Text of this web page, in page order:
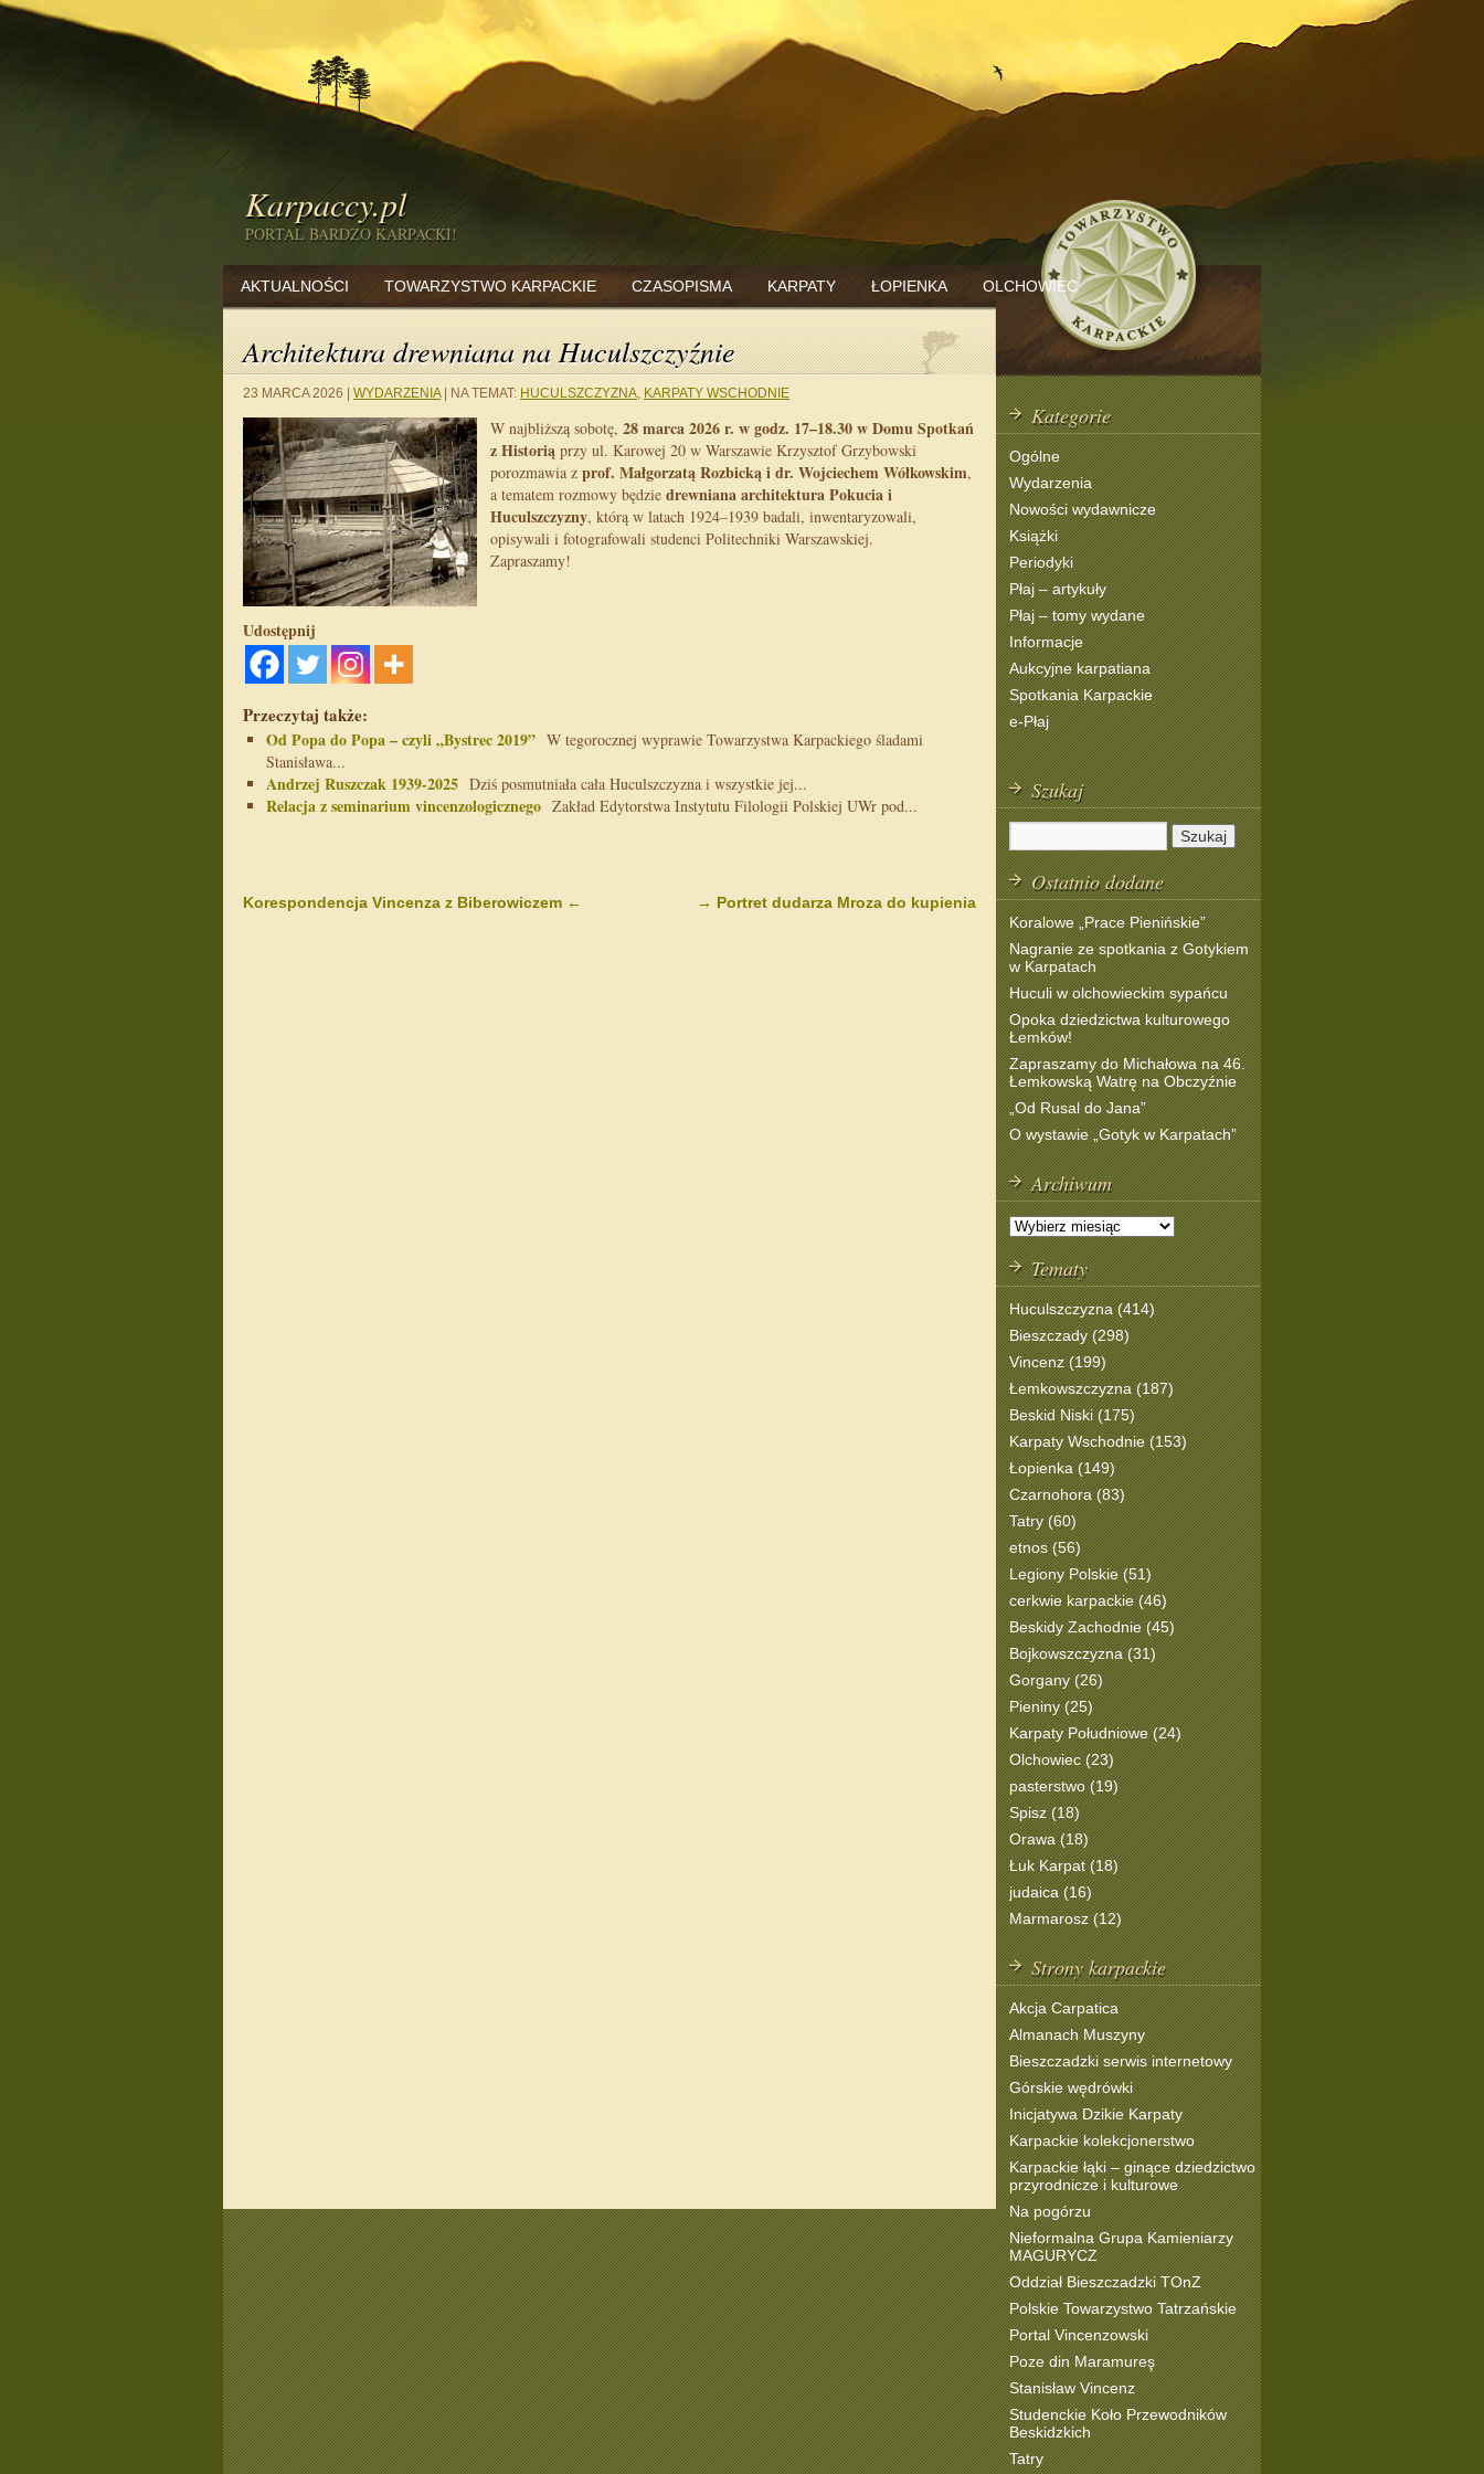
Karpaccy.pl
PORTAL BARDZO KARPACKI!
AKTUALNOŚCI TOWARZYSTWO KARPACKIE CZASOPISMA KARPATY ŁOPIENKA OLCHOWIEC
Architektura drewniana na Huculszczyźnie
23 MARCA 2026 WYDARZENIA NA TEMAT: HUCULSZCZYZNA, KARPATY WSCHODNIE
W najbliższą sobotę, 28 marca 2026 r. w godz. 17–18.30 w Domu Spotkań
z Historią przy ul. Karowej 20 w Warszawie Krzysztof Grzybowski
porozmawia z prof. Małgorzatą Rozbicką i dr. Wojciechem Wółkowskim,
a tematem rozmowy będzie drewniana architektura Pokucia i
Huculszczyzny, którą w latach 1924–1939 badali, inwentaryzowali,
opisywali i fotografowali studenci Politechniki Warszawskiej.
Zapraszamy!
Udostępnij
Przeczytaj także:
Od Popa do Popa – czyli „Bystrec 2019” W tegorocznej wyprawie Towarzystwa Karpackiego śladami
Stanisława...
Andrzej Ruszczak 1939-2025 Dziś posmutniała cała Huculszczyzna i wszystkie jej...
Relacja z seminarium vincenzologicznego Zakład Edytorstwa Instytutu Filologii Polskiej UWr pod...
→ Portret dudarza Mroza do kupienia
Korespondencja Vincenza z Biberowiczem ←
Kategorie
Ogólne
Wydarzenia
Nowości wydawnicze
Książki
Periodyki
Płaj – artykuły
Płaj – tomy wydane
Informacje
Aukcyjne karpatiana
Spotkania Karpackie
e-Płaj
Szukaj
Ostatnio dodane
Koralowe „Prace Pienińskie”
Nagranie ze spotkania z Gotykiem
w Karpatach
Huculi w olchowieckim sypańcu
Opoka dziedzictwa kulturowego
Łemków!
Zapraszamy do Michałowa na 46.
Łemkowską Watrę na Obczyźnie
„Od Rusal do Jana”
O wystawie „Gotyk w Karpatach”
Archiwum
Tematy
Huculszczyzna (414)
Bieszczady (298)
Vincenz (199)
Łemkowszczyzna (187)
Beskid Niski (175)
Karpaty Wschodnie (153)
Łopienka (149)
Czarnohora (83)
Tatry (60)
etnos (56)
Legiony Polskie (51)
cerkwie karpackie (46)
Beskidy Zachodnie (45)
Bojkowszczyzna (31)
Gorgany (26)
Pieniny (25)
Karpaty Południowe (24)
Olchowiec (23)
pasterstwo (19)
Spisz (18)
Orawa (18)
Łuk Karpat (18)
judaica (16)
Marmarosz (12)
Strony karpackie
Akcja Carpatica
Almanach Muszyny
Bieszczadzki serwis internetowy
Górskie wędrówki
Inicjatywa Dzikie Karpaty
Karpackie kolekcjonerstwo
Karpackie łąki – ginące dziedzictwo
przyrodnicze i kulturowe
Na pogórzu
Nieformalna Grupa Kamieniarzy
MAGURYCZ
Oddział Bieszczadzki TOnZ
Polskie Towarzystwo Tatrzańskie
Portal Vincenzowski
Poze din Maramureş
Stanisław Vincenz
Studenckie Koło Przewodników
Beskidzkich
Tatry